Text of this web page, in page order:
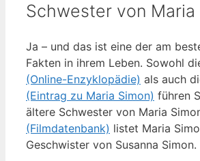
Schwester von Maria
Ja – und das ist eine der am
Fakten in ihrem Leben. Sowohl
(Online-Enzyklopädie) als auch
(Eintrag zu Maria Simon) führen
ältere Schwester von Maria
(Filmdatenbank) listet Maria
Geschwister von Susanna Simon.